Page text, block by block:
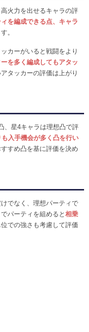
火力を出せるキャラの評
を編成できる点、キャラ
。
カーがいると戦闘をより
を多く編成してもアタッ
タッカーの評価は上がり
、星4キャラは理想凸で評
入手機会が多く凸を行い
すめ凸を基に評価を決め
でなく、理想パーティで
パーティを組めると 相乗
での強さも考慮して評価